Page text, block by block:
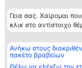
Γεια σας. Χαίρομαι
κλικ στο αντίστοιχο
Ανήκω στους
πακέτο βραβείων
Διοργανωτής της
κατάταξης
BEAUTIFUL COMPANY